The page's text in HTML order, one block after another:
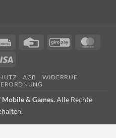
Rechung
Credit
GiroPay
AGB
WIDERRUF
Mobile & Games.Alle Rechte